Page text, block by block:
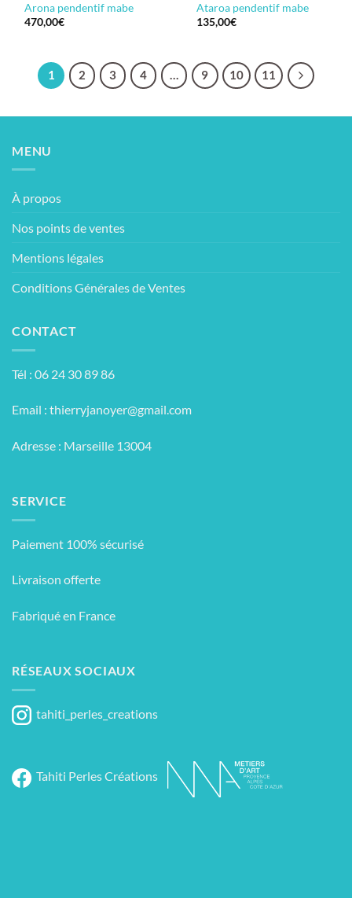
Arona pendentif mabe
470,00€
Ataroa pendentif mabe
135,00€
1 2 3 4 … 9 10 11
MENU
À propos
Nos points de ventes
Mentions légales
Conditions Générales de Ventes
CONTACT
Tél : 06 24 30 89 86
Email : thierryjanoyer@gmail.com
Adresse : Marseille 13004
SERVICE
Paiement 100% sécurisé
Livraison offerte
Fabriqué en France
RÉSEAUX SOCIAUX
tahiti_perles_creations
Tahiti Perles Créations